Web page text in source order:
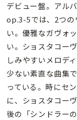
デビュー盤。アル
op.3-5では、2つの
い。優雅なガヴォ
い。ショスタコー
しみやすいメロデ
少ない素直な曲集
っている。時にセ
に、ショスタコー
後の「シンドラー